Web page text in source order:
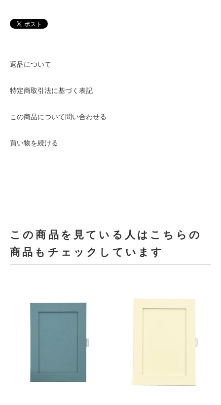
返品について
特定商取引法に基づく表記
この商品について問い合わせる
買い物を続ける
この商品を見ている人はこちらの
商品もチェックしています